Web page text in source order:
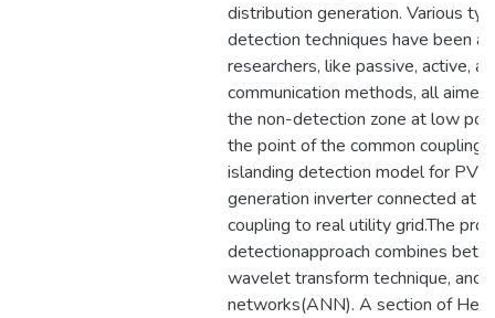
distribution generation. Various
detection techniques have been
researchers, like passive, active,
communication methods, all
the non-detection zone at low
the point of the common coupling.
islanding detection model for PV
generation inverter connected at
coupling to real utility grid.The
detectionapproach combines
wavelet transform technique, and
networks(ANN). A section of